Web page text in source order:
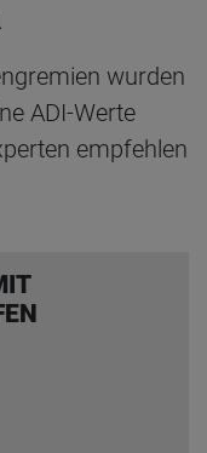
wurden
ADI-Werte
empfehlen